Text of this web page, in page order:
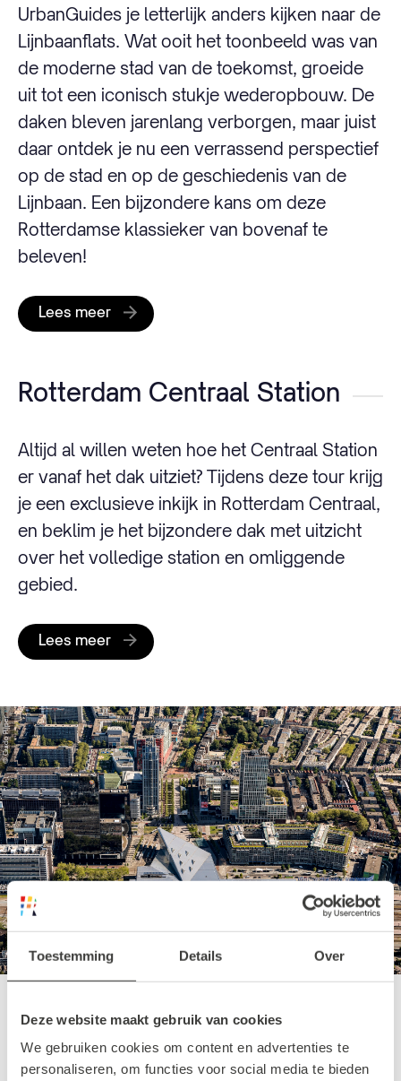
Toestemming Details Over
Deze website maakt gebruik van cookies
We gebruiken cookies om content en advertenties te
personaliseren, om functies voor social media te bieden
UrbanGuides je letterlijk anders kijken naar de
Lijnbaanflats. Wat ooit het toonbeeld was van
de moderne stad van de toekomst, groeide
uit tot een iconisch stukje wederopbouw. De
daken bleven jarenlang verborgen, maar juist
daar ontdek je nu een verrassend perspectief
op de stad en op de geschiedenis van de
Lijnbaan. Een bijzondere kans om deze
Rotterdamse klassieker van bovenaf te
beleven!
Lees meer
Rotterdam Centraal Station
Altijd al willen weten hoe het Centraal Station
er vanaf het dak uitziet? Tijdens deze tour krijg
je een exclusieve inkijk in Rotterdam Centraal,
en beklim je het bijzondere dak met uitzicht
over het volledige station en omliggende
gebied.
Lees meer
© Guido Pijper
Walk The Block